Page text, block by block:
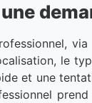
le
et une